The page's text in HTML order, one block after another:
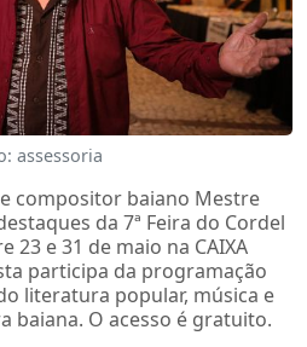
assessoria
compositor baiano Mestre
da 7ª Feira do Cordel
23 e 31 de maio na CAIXA
participa da programação
literatura popular, música e
baiana. O acesso é gratuito.